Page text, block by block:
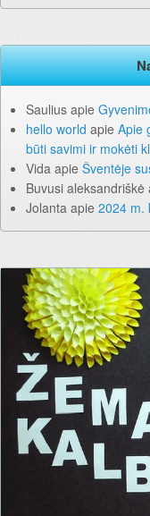
Saulius apie
hello world apie Apie
būti savimi ir mokėti
Vida apie Šventėje
Buvusi aleksandriškė
Jolanta apie 2024 m.